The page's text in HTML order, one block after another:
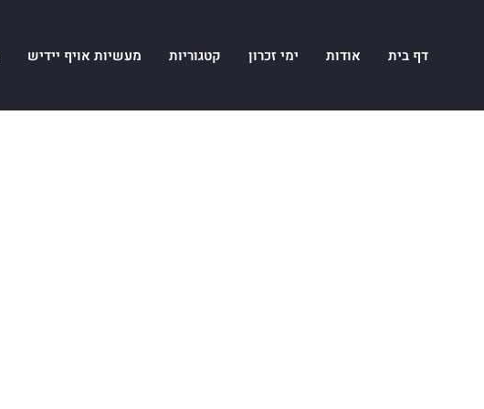
דף בית אודות ימי זכרון קטגוריות מעשיות אויף יידיש